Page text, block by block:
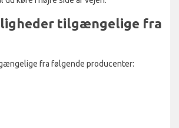
tilgængelige fra
fra følgende producenter: